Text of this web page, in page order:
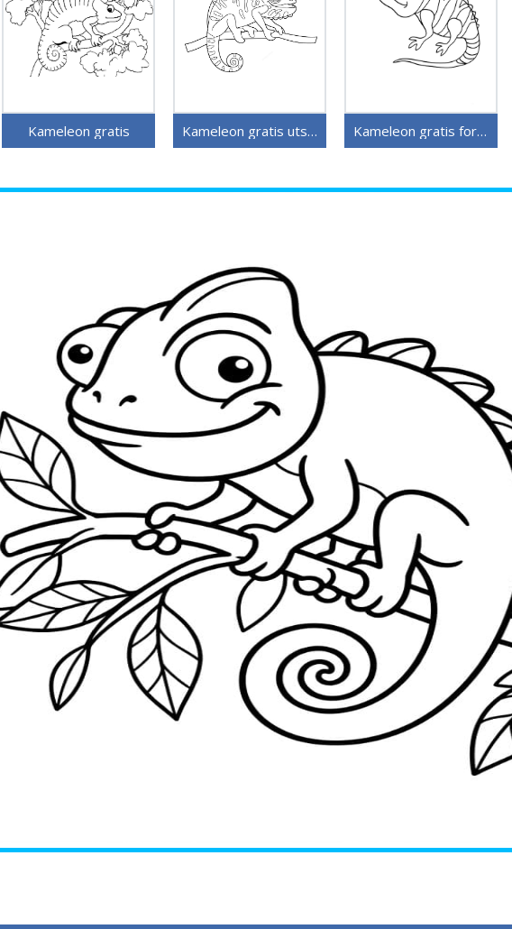
Kameleon gratis Kameleon gratis utskriftbar Kameleon gratis for barn